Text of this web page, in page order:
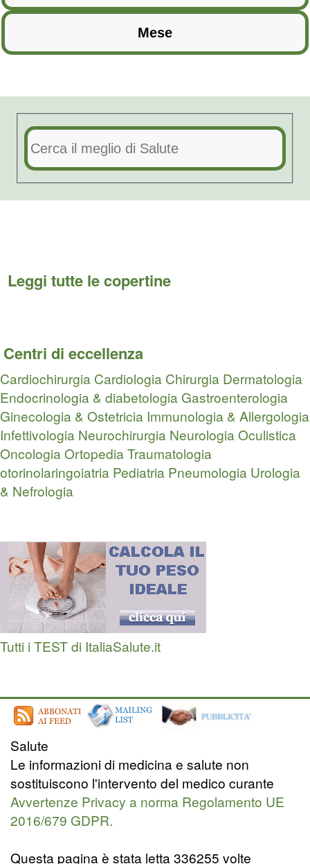
Leggi tutte le copertine
Centri di eccellenza
Cardiochirurgia Cardiologia Chirurgia Dermatologia
Endocrinologia & diabetologia Gastroenterologia
Ginecologia & Ostetricia Immunologia & Allergologia
Infettivologia Neurochirurgia NeurologiaOculistica
OncologiaOrtopedia Traumatologia
otorinolaringoiatria Pediatria Pneumologia Urologia
& Nefrologia
Tutti i TEST di ItaliaSalute.it
Salute
Le informazioni di medicina e salute non
sostituiscono l'intervento del medico curante
Avvertenze Privacy a norma Regolamento UE
2016/679 GDPR.
Questa pagina è stata letta 336255 volte